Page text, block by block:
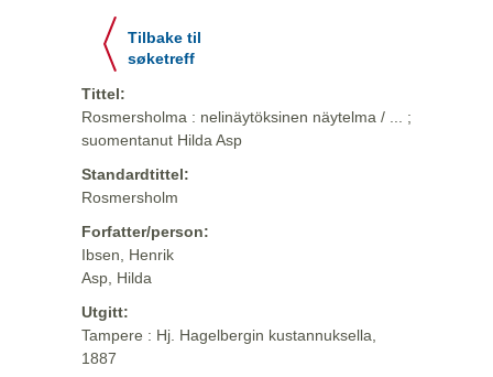
Tilbake til
søketreff
Tittel:
Rosmersholma : nelinäytöksinen näytelma / ... ;
suomentanut Hilda Asp
Standardtittel:
Rosmersholm
Forfatter/person:
Ibsen, Henrik
Asp, Hilda
Utgitt:
Tampere : Hj. Hagelbergin kustannuksella,
1887